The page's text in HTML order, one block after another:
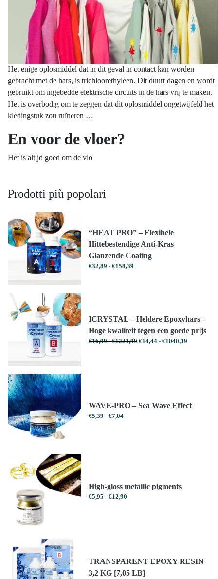
Het enige oplosmiddel dat in dit geval in contact kan worden
gebracht met de hars, is trichloorethyleen. Dit duurt dagen en wordt
gebruikt om ingebedde elektrische circuits in de hars vrij te maken.
Het is overbodig om te zeggen dat dit oplosmiddel ongetwijfeld het
kledingstuk zou ruïneren …
En voor de vloer?
Het is altijd goed om de vlo
Prodotti più popolari
“HEAT PRO” – Flexibele
Hittebestendige Anti-Kras
Glanzende Coating
€32,89 - €158,39
ICRYSTAL – Heldere Epoxyhars –
Hoge kwaliteit tegen een goede prijs
€16,99 - €1223,99Prijsklasse:
€14,44 - €1040,39
WAVE-PRO – Sea Wave Effect
€5,39 - €7,04Prijsklasse:
High-gloss metallic pigments
€5,95 - €12,90
TRANSPARENT EPOXY RESIN
3,2 KG [7,05 LB]